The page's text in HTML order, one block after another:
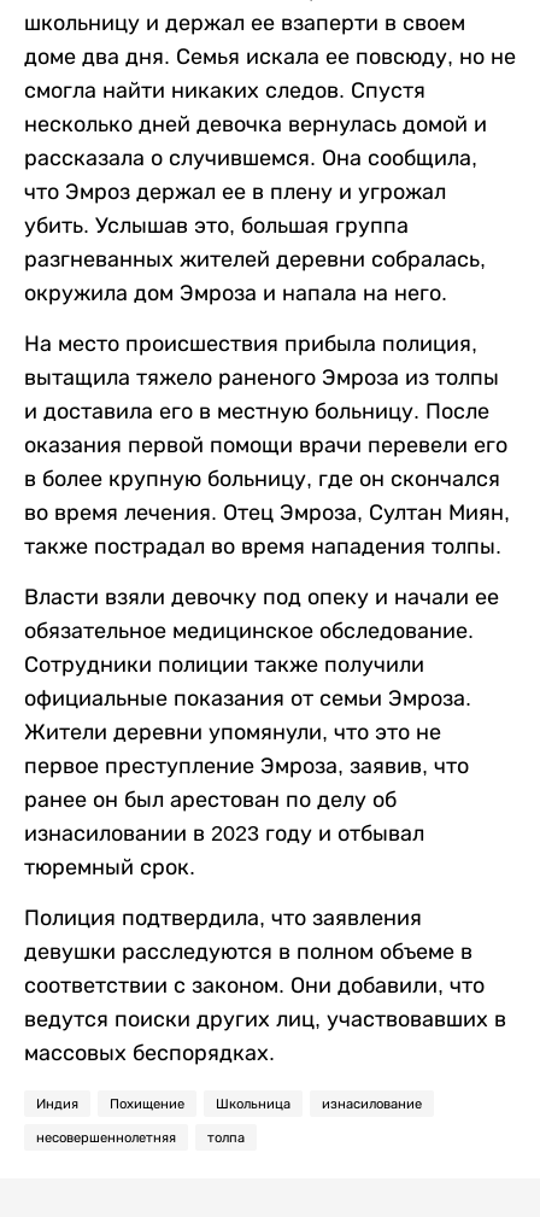
школьницу и держал ее взаперти в своем
доме два дня. Семья искала ее повсюду, но не
смогла найти никаких следов. Спустя
несколько дней девочка вернулась домой и
рассказала о случившемся. Она сообщила,
что Эмроз держал ее в плену и угрожал
убить. Услышав это, большая группа
разгневанных жителей деревни собралась,
окружила дом Эмроза и напала на него.
На место происшествия прибыла полиция,
вытащила тяжело раненого Эмроза из толпы
и доставила его в местную больницу. После
оказания первой помощи врачи перевели его
в более крупную больницу, где он скончался
во время лечения. Отец Эмроза, Султан Миян,
также пострадал во время нападения толпы.
Власти взяли девочку под опеку и начали ее
обязательное медицинское обследование.
Сотрудники полиции также получили
официальные показания от семьи Эмроза.
Жители деревни упомянули, что это не
первое преступление Эмроза, заявив, что
ранее он был арестован по делу об
изнасиловании в 2023 году и отбывал
тюремный срок.
Полиция подтвердила, что заявления
девушки расследуются в полном объеме в
соответствии с законом. Они добавили, что
ведутся поиски других лиц, участвовавших в
массовых беспорядках.
Индия Похищение Школьница изнасилование
несовершеннолетняя толпа